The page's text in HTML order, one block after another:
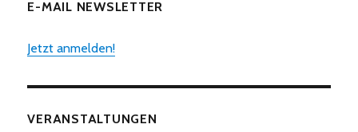
E-MAIL NEWSLETTER
Jetzt anmelden!
VERANSTALTUNGEN